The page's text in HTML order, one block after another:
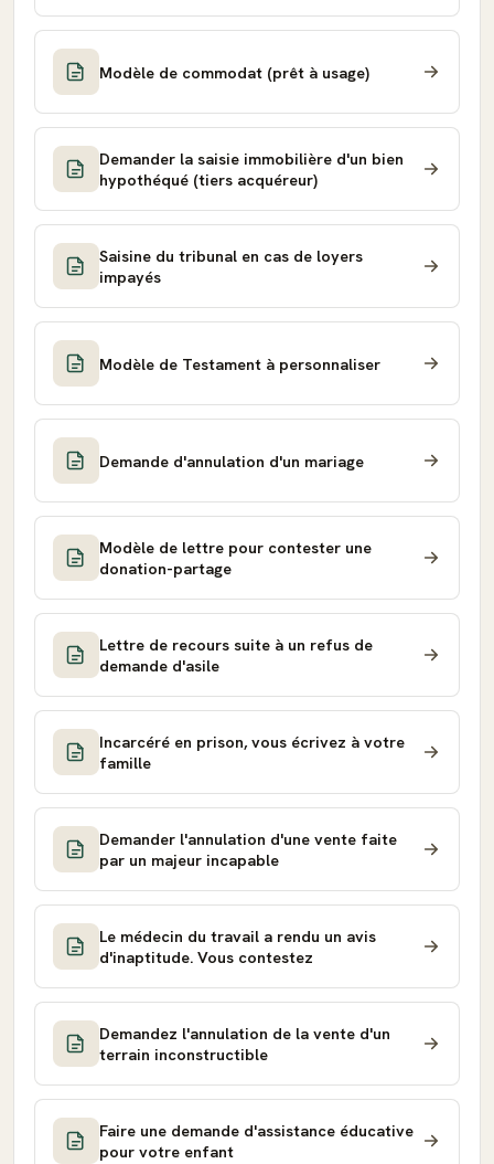
Modèle de commodat (prêt à usage)
Demander la saisie immobilière d'un bien
hypothéqué (tiers acquéreur)
Saisine du tribunal en cas de loyers
impayés
Modèle de Testament à personnaliser
Demande d'annulation d'un mariage
Modèle de lettre pour contester une
donation-partage
Lettre de recours suite à un refus de
demande d'asile
Incarcéré en prison, vous écrivez à votre
famille
Demander l'annulation d'une vente faite
par un majeur incapable
Le médecin du travail a rendu un avis
d'inaptitude. Vous contestez
Demandez l'annulation de la vente d'un
terrain inconstructible
Faire une demande d'assistance éducative
pour votre enfant